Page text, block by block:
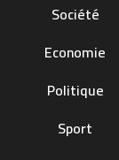
Société
Economie
Politique
Sport